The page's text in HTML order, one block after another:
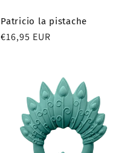
Patricio la pistache
Prix
€16,95 EUR